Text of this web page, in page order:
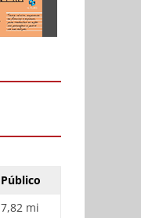
Público
7,82 mi